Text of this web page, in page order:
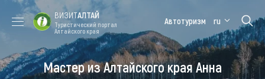
Форум VISIT
ALTAI
Цветение
маральника
Медицинский
форум
Алтайская
зимовка
ВИЗИТАЛТАЙ
Туристический портал
Алтайского края
Автотуризм ru
Мастер из Алтайского края Анна